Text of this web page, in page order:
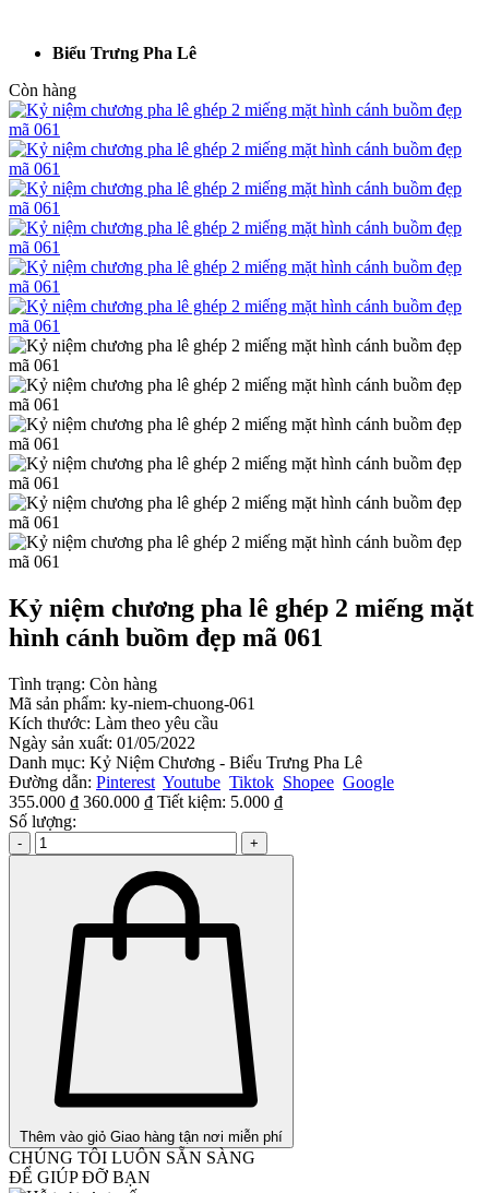
Biểu Trưng Pha Lê
Còn hàng
Kỷ niệm chương pha lê ghép 2 miếng mặt
hình cánh buồm đẹp mã 061
Tình trạng: Còn hàng
Mã sản phẩm: ky-niem-chuong-061
Kích thước: Làm theo yêu cầu
Ngày sản xuất: 01/05/2022
Danh mục: Kỷ Niệm Chương - Biểu Trưng Pha Lê
Đường dẫn: Pinterest Youtube Tiktok Shopee Google
355.000 ₫ 360.000 ₫ Tiết kiệm: 5.000 ₫
Số lượng:
- +
Thêm vào giỏ Giao hàng tận nơi miễn phí
CHÚNG TÔI LUÔN SẴN SÀNG
ĐỂ GIÚP ĐỠ BẠN